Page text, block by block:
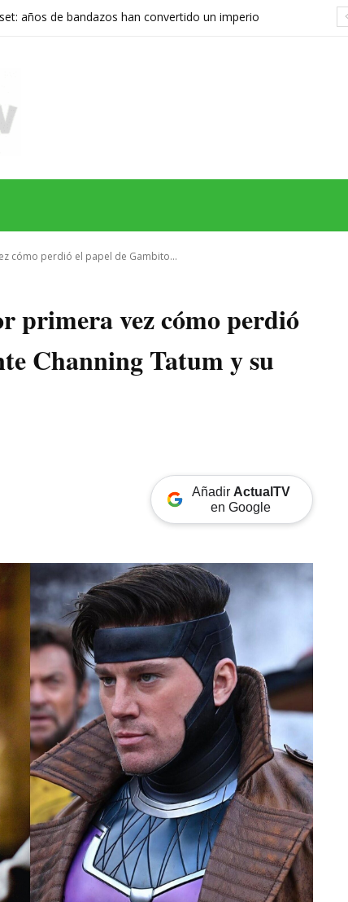
años de bandazos han convertido un imperio
cómo perdió el papel de Gambito...
primera vez cómo perdió
Channing Tatum y su
Añadir ActualTV
en Google